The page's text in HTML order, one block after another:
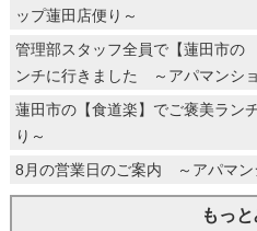
ップ蓮田店便り～
管理部スタッフ全員で【蓮田市
ンチに行きました ～アパマンシ
蓮田市の【食道楽】でご褒美ラ
り～
8月の営業日のご案内 ～アパマン
もっ